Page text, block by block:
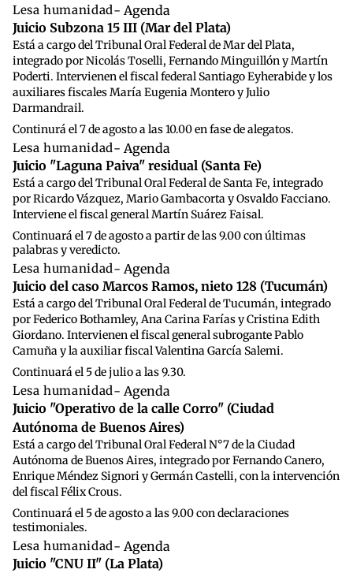
Lesa humanidad- Agenda
Juicio Subzona 15 III (Mar del Plata)
Está a cargo del Tribunal Oral Federal de Mar del Plata,
integrado por Nicolás Toselli, Fernando Minguillón y Martín
Poderti. Intervienen el fiscal federal Santiago Eyherabide y los
auxiliares fiscales María Eugenia Montero y Julio
Darmandrail.
Continurá el 7 de agosto a las 10.00 en fase de alegatos.
Lesa humanidad- Agenda
Juicio "Laguna Paiva" residual (Santa Fe)
Está a cargo del Tribunal Oral Federal de Santa Fe, integrado
por Ricardo Vázquez, Mario Gambacorta y Osvaldo Facciano.
Interviene el fiscal general Martín Suárez Faisal.
Continuará el 7 de agosto a partir de las 9.00 con últimas
palabras y veredicto.
Lesa humanidad- Agenda
Juicio del caso Marcos Ramos, nieto 128 (Tucumán)
Está a cargo del Tribunal Oral Federal de Tucumán, integrado
por Federico Bothamley, Ana Carina Farías y Cristina Edith
Giordano. Intervienen el fiscal general subrogante Pablo
Camuña y la auxiliar fiscal Valentina García Salemi.
Continuará el 5 de julio a las 9.30.
Lesa humanidad- Agenda
Juicio "Operativo de la calle Corro" (Ciudad
Autónoma de Buenos Aires)
Está a cargo del Tribunal Oral Federal N°7 de la Ciudad
Autónoma de Buenos Aires, integrado por Fernando Canero,
Enrique Méndez Signori y Germán Castelli, con la intervención
del fiscal Félix Crous.
Continuará el 5 de agosto a las 9.00 con declaraciones
testimoniales.
Lesa humanidad- Agenda
Juicio "CNU II" (La Plata)